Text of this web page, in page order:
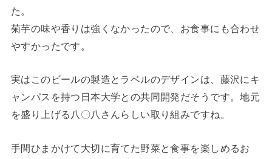
た。
菊芋の味や香りは強くなかったので、お食事にも合わせ
やすかったです。
実はこのビールの製造とラベルのデザインは、藤沢にキ
ャンパスを持つ日本大学との共同開発だそうです。地元
を盛り上げる八〇八さんらしい取り組みですね。
手間ひまかけて大切に育てた野菜と食事を楽しめるお